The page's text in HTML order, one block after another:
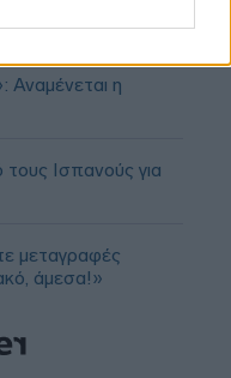
η
Ισπανούς για
μεταγραφές
άμεσα!»